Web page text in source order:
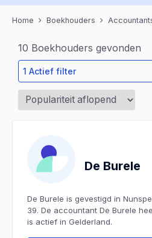
Home Boekhouders
10 Boekhouders gevonden
1 Actief filter
De Burele
De Burele is gevestigd in
39. De accountant De Burele
is actief in Gelderland.